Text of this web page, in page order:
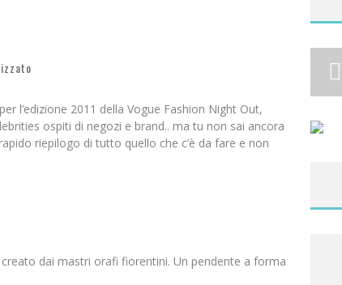
l’edizione 2011 della Vogue Fashion Night Out,
ospiti di negozi e brand.. ma tu non sai ancora
riepilogo di tutto quello che c’è da fare e non
dai mastri orafi fiorentini. Un pendente a forma